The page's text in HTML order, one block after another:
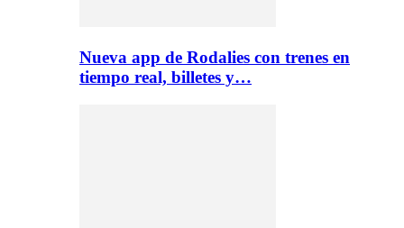
Nueva app de Rodalies con trenes en
tiempo real, billetes y…